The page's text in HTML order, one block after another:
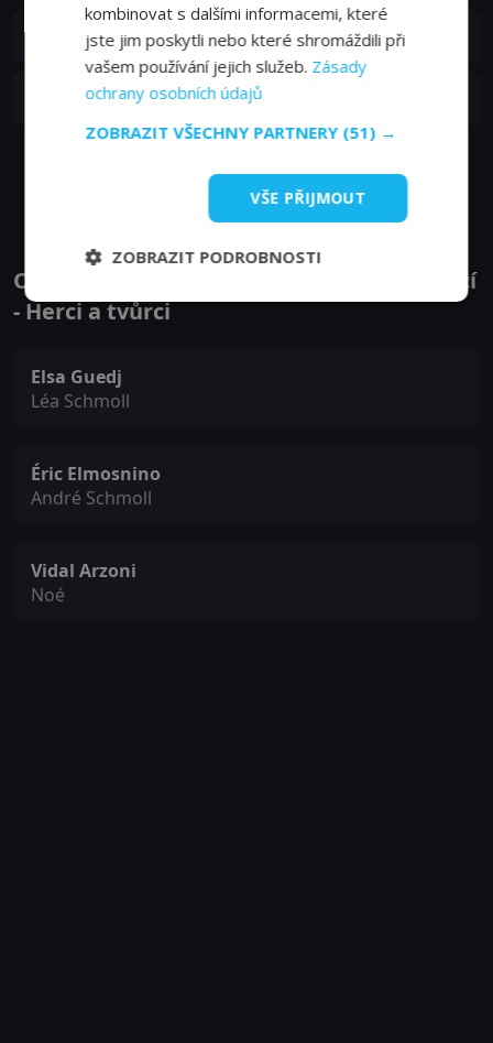
5. epizoda:Epizoda 5
18. 04. 2025
4. epizoda:Epizoda 4
Zobrazit další epizody
Obsazení filmu nebo pořadu Podstata věcí
- Herci a tvůrci
Elsa Guedj
Léa Schmoll
Éric Elmosnino
André Schmoll
Vidal Arzoni
Noé
kombinovat s dalšími informacemi, které
jste jim poskytli nebo které shromáždili při
vašem používání jejich služeb. Zásady
ochrany osobních údajů
ZOBRAZIT VŠECHNY PARTNERY (51) →
VŠE PŘIJMOUT
ZOBRAZIT PODROBNOSTI